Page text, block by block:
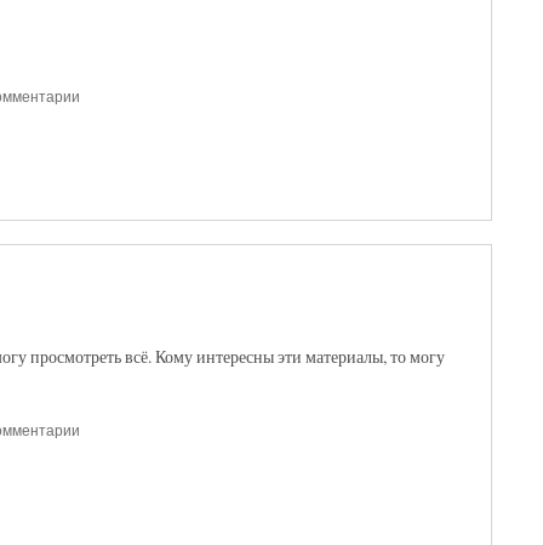
просмотреть всё. Кому интересны эти материалы, то могу